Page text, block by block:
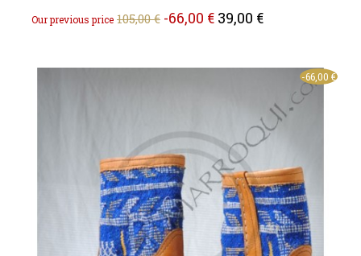
Our previous price Regular
105,00 € -66,00 € Price
39,00 €
-66,00 €